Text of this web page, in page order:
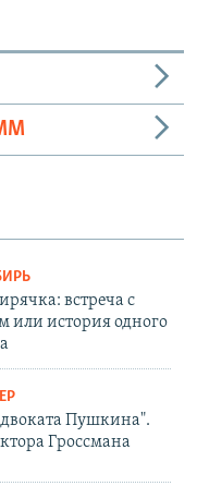
встреча с
или история одного
Пушкина".
Гроссмана